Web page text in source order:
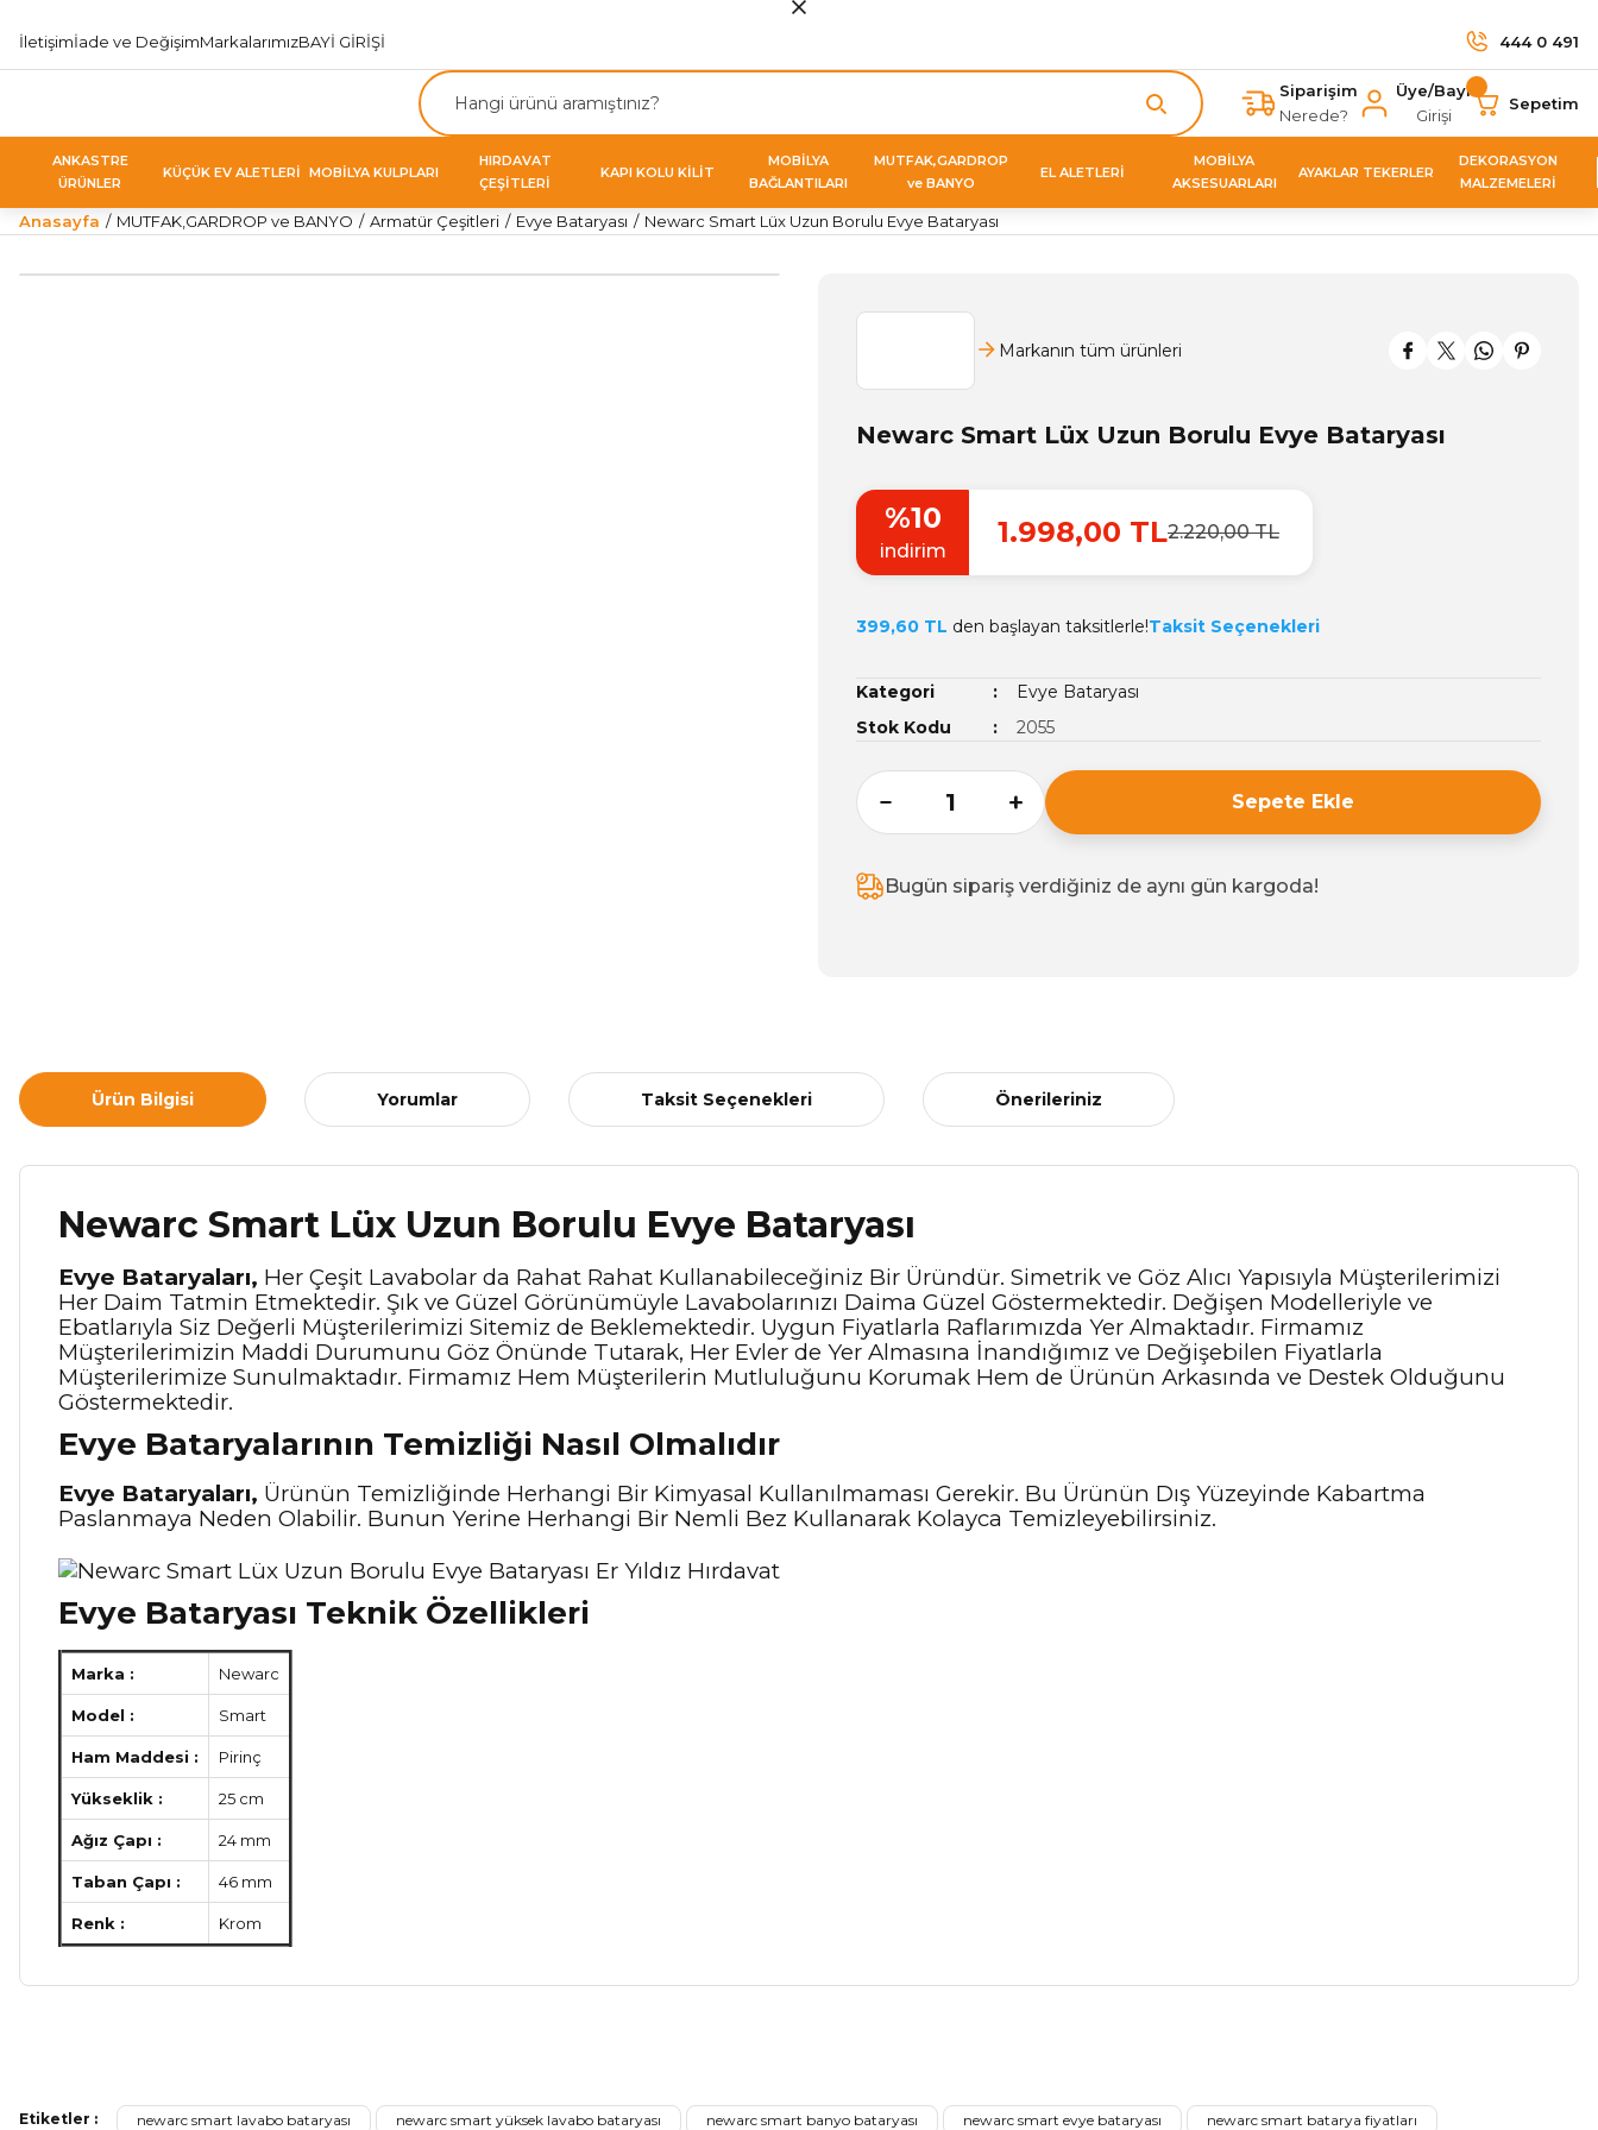
İletişimİade ve DeğişimMarkalarımızBAYİ GİRİŞİ 444 0 491
Siparişim
Nerede?
Üye/Bayi
Girişi
Sepetim
ANKASTRE
ÜRÜNLER
KÜÇÜK EV ALETLERİ MOBİLYA KULPLARI
HIRDAVAT
ÇEŞİTLERİ
KAPI KOLU KİLİT
MOBİLYA
BAĞLANTILARI
MUTFAK,GARDROP
ve BANYO
EL ALETLERİ
MOBİLYA
AKSESUARLARI
AYAKLAR TEKERLER
DEKORASYON
MALZEMELERİ
Anasayfa MUTFAK,GARDROP ve BANYO Armatür Çeşitleri Evye Bataryası Newarc Smart Lüx Uzun Borulu Evye Bataryası
Markanın tüm ürünleri
Newarc Smart Lüx Uzun Borulu Evye Bataryası
%10
indirim
1.998,00 TL2.220,00 TL
399,60 TL den başlayan taksitlerle!Taksit Seçenekleri
Kategori
Evye Bataryası
Stok Kodu
2055
Sepete Ekle
Bugün sipariş verdiğiniz de aynı gün kargoda!
Ürün Bilgisi Yorumlar Taksit Seçenekleri Önerileriniz
Newarc Smart Lüx Uzun Borulu Evye Bataryası
Evye Bataryaları, Her Çeşit Lavabolar da Rahat Rahat Kullanabileceğiniz Bir Üründür. Simetrik ve Göz Alıcı Yapısıyla Müşterilerimizi
Her Daim Tatmin Etmektedir. Şık ve Güzel Görünümüyle Lavabolarınızı Daima Güzel Göstermektedir. Değişen Modelleriyle ve
Ebatlarıyla Siz Değerli Müşterilerimizi Sitemiz de Beklemektedir. Uygun Fiyatlarla Raflarımızda Yer Almaktadır. Firmamız
Müşterilerimizin Maddi Durumunu Göz Önünde Tutarak, Her Evler de Yer Almasına İnandığımız ve Değişebilen Fiyatlarla
Müşterilerimize Sunulmaktadır. Firmamız Hem Müşterilerin Mutluluğunu Korumak Hem de Ürünün Arkasında ve Destek Olduğunu
Göstermektedir.
Evye Bataryalarının Temizliği Nasıl Olmalıdır
Evye Bataryaları, Ürünün Temizliğinde Herhangi Bir Kimyasal Kullanılmaması Gerekir. Bu Ürünün Dış Yüzeyinde Kabartma
Paslanmaya Neden Olabilir. Bunun Yerine Herhangi Bir Nemli Bez Kullanarak Kolayca Temizleyebilirsiniz.
Evye Bataryası Teknik Özellikleri
Marka : Newarc
Model : Smart
Ham Maddesi : Pirinç
Yükseklik : 25 cm
Ağız Çapı : 24 mm
Taban Çapı : 46 mm
Renk : Krom
Ürün resmi kalitesiz, bozuk veya görüntülenemiyor.
Etiketler : newarc smart lavabo bataryası newarc smart yüksek lavabo bataryası newarc smart banyo bataryası newarc smart evye bataryası
newarc smart batarya fiyatları